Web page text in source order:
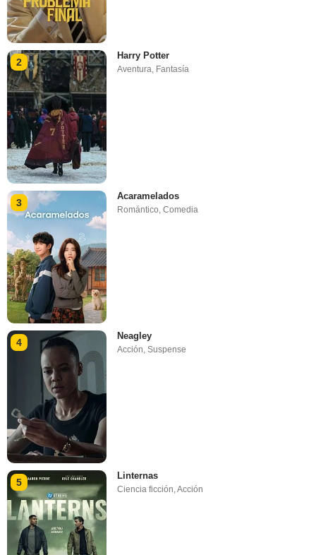
2
Harry Potter
Aventura, Fantasía
3
Acaramelados
Romántico ,Comedia
4
Neagley
Acción,Suspense
5
Linternas
Ciencia ficción,Acción